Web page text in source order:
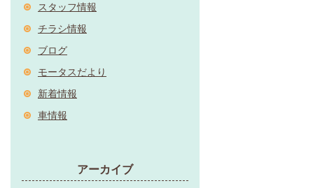
スタッフ情報
チラシ情報
ブログ
モータスだより
新着情報
車情報
アーカイブ